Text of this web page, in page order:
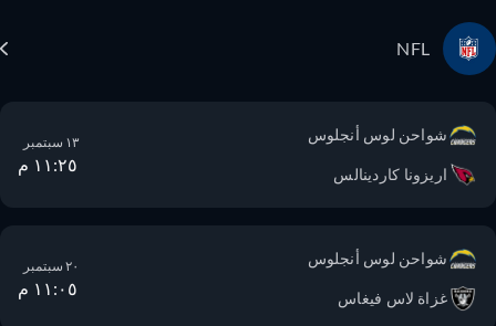
NFL
شواحن لوس أنجلوس
اريزونا كاردينالس ١١:٢٥ م
شواحن لوس أنجلوس
غزاة لاس فيغاس ١١:٠٥ م